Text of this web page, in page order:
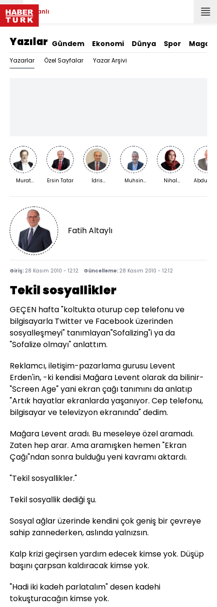
Canlı
Yazılar Gündem Ekonomi Dünya Spor
Yazarlar Özel Sayfalar Yazar Arşivi
Murat
Ersin Tatar
İdris
Muhsin
Nihal
Fatih Altaylı
Giriş: 28 Kasım 2010 - 12:12 Güncelleme: 28 Kasım 2010 - 12:12
Tekil sosyallikler
GEÇEN hafta "koltukta oturup cep telefonu ve
bilgisayarla Twitter ve Facebook üzerinden
sosyalleşmeyi" tanımlayan"Sofalizing"i ya da
"Sofalize olmayı" anlattım.
Reklamcı, iletişim-pazarlama gurusu Levent
Erden'in, -ki kendisi Mağara Levent olarak da bilinir-
"Screen Age" yani ekran çağı tanımını da anlatıp
"Artık hayatlar ekranlarda yaşanıyor. Cep telefonu,
bilgisayar ve televizyon ekranında" dedim.
Mağara Levent aradı. Bu meseleye özel aramadı.
Zaten hep arar. Ama aramışken hemen "Ekran
Çağı"ndan sonra bulduğu yeni kavramı aktardı.
"Tekil sosyallikler."
Tekil sosyallik dediği şu.
Sosyal ağlar üzerinde kendini çok geniş bir çevreye
sahip zannederken, aslında yalnızsın.
Kalp krizi geçirsen yardım edecek kimse yok. Düşüp
başını çarpsan kaldıracak kimse yok.
"Hadi iki kadeh parlatalım" desen kadehi
tokuşturacağın kimse yok.